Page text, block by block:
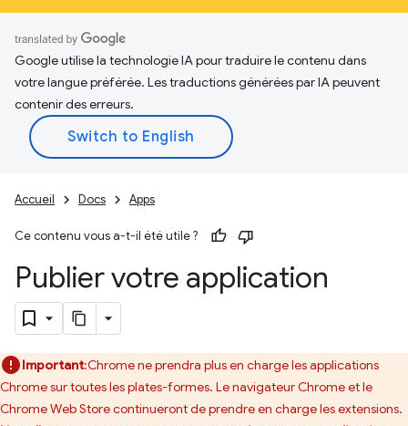
Google utilise la technologie IA pour traduire le contenu dans
votre langue préférée. Les traductions générées par IA peuvent
contenir des erreurs.
Accueil Docs Apps
Ce contenu vous a-t-il été utile ?
Publier votre application
Important:Chrome ne prendra plus en charge les applications
Chrome sur toutes les plates-formes. Le navigateur Chrome et le
Chrome Web Store continueront de prendre en charge les extensions.